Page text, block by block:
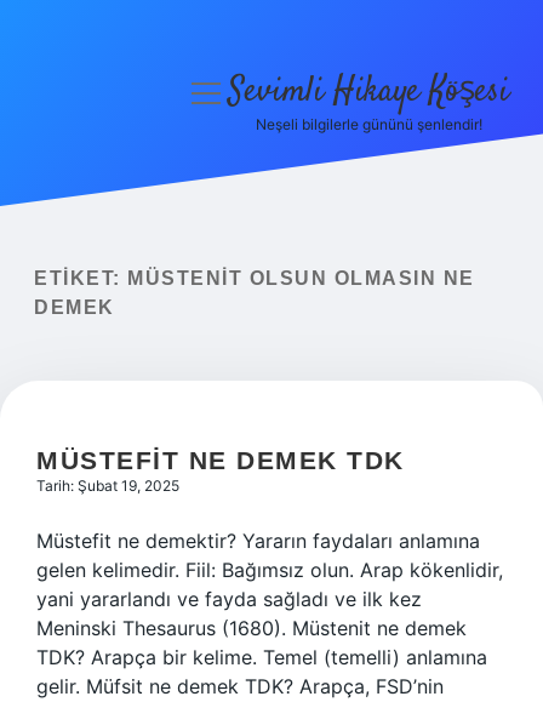
Yasal Uyarı
menüyüSevimli Hikaye Köşesi
Neşeli bilgilerle gününü şenlendir!
ETIKET:
MÜSTENIT OLSUN OLMASIN NE
DEMEK
MÜSTEFIT NE DEMEK TDK
Tarih: Şubat 19, 2025
Müstefit ne demektir? Yararın faydaları anlamına
gelen kelimedir. Fiil: Bağımsız olun. Arap kökenlidir,
yani yararlandı ve fayda sağladı ve ilk kez
Meninski Thesaurus (1680). Müstenit ne demek
TDK? Arapça bir kelime. Temel (temelli) anlamına
gelir. Müfsit ne demek TDK? Arapça, FSD’nin